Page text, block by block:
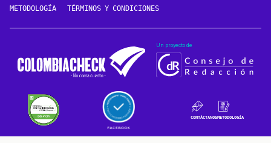
METODOLOGÍA TÉRMINOS Y CONDICIONES
Un proyecto de
CONTÁCTANOSMETODOLOGÍA